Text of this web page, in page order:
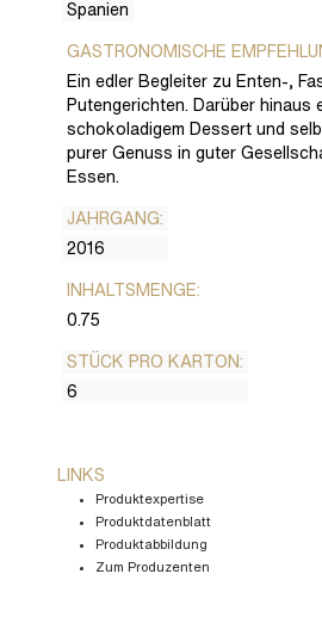
Spanien
GASTRONOMISCHE
Ein edler Begleiter zu Enten-,
Putengerichten. Darüber hinaus
schokoladigem Dessert und
purer Genuss in guter
Essen.
JAHRGANG:
2016
INHALTSMENGE:
0.75
STÜCK PRO KARTON:
6
LINKS
Produktexpertise
Produktdatenblatt
Produktabbildung
Zum Produzenten